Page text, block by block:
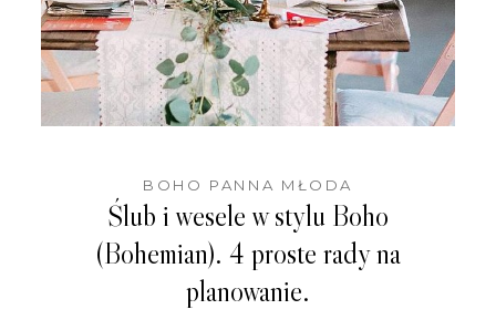
BOHO PANNA MŁODA
Ślub i wesele w stylu Boho
(Bohemian). 4 proste rady na
planowanie.